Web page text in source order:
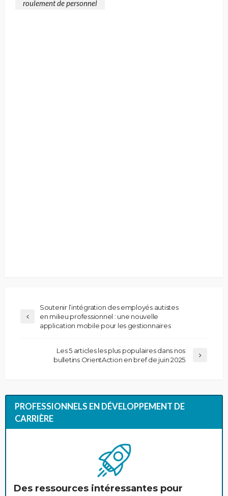
roulement de personnel
Soutenir l’intégration des employés autistes
en milieu professionnel : une nouvelle
application mobile pour les gestionnaires
Les 5 articles les plus populaires dans nos
bulletins OrientAction en bref de juin 2025
PROFESSIONNELS EN DÉVELOPPEMENT DE
CARRIÈRE
Des ressources intéressantes pour